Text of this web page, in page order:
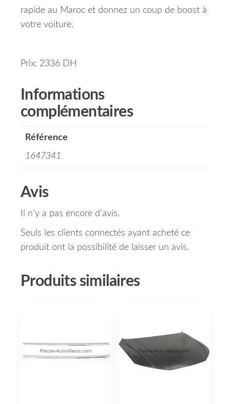
rapide au Maroc et donnez un coup de boost à
votre voiture.
Prix: 2336 DH
Informations
complémentaires
Référence
1647341
Avis
Il n’y a pas encore d’avis.
Seuls les clients connectés ayant acheté ce
produit ont la possibilité de laisser un avis.
Produits similaires